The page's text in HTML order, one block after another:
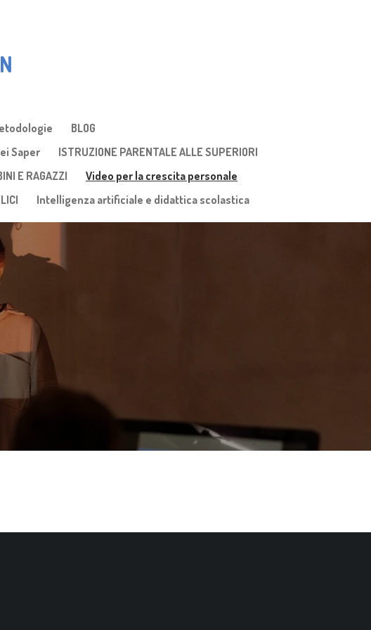
BLOG
Saper
ISTRUZIONE PARENTALE ALLE SUPERIORI
E RAGAZZI
Video per la crescita personale
Intelligenza artificiale e didattica scolastica